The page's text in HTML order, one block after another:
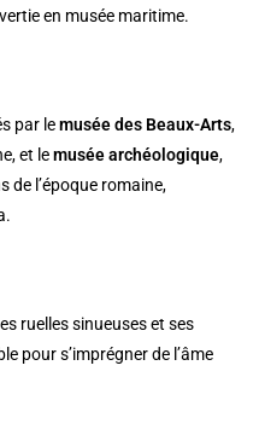
en musée maritime.
par lemusée des Beaux-Arts,
et lemusée archéologique,
de l’époque romaine,
ruelles sinueuses et ses
pour s’imprégner de l’âme